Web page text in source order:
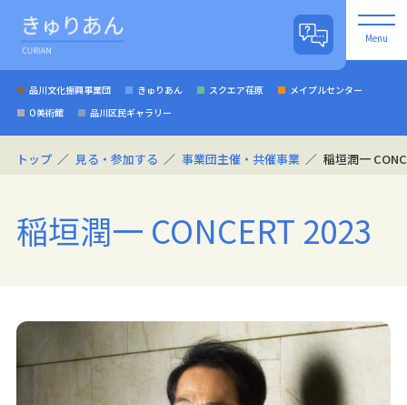
Menu
品川文化振興事業団 きゅりあん スクエア荏原
メイプルセンター
O美術館
品川区民ギャラリー
トップ 見る・参加する 事業団主催・共催事業 稲垣潤一
稲垣潤一 CONCERT 2023